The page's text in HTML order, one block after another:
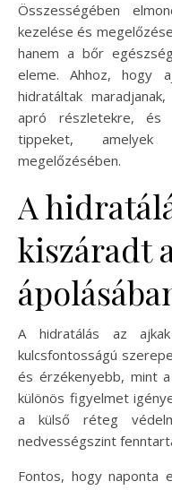
Összességében
kezelése és
hanem a bőr
eleme. Ahhoz, hogy
hidratáltak
apró részletekre, és
tippeket,
megelőzésében.
A
kiszáradt
A hidratálás az ajkak
kulcsfontosságú
és érzékenyebb, mint
különös figyelmet
a külső réteg
nedvességszint
Fontos, hogy naponta